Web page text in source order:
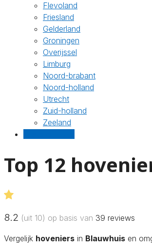
Flevoland
Friesland
Gelderland
Groningen
Overijssel
Limburg
Noord-brabant
Noord-holland
Utrecht
Zuid-holland
Zeeland
Top 12
8.2 (uit 10) op basis van 39 reviews
Vergelijk hoveniers in Blauwhuis en